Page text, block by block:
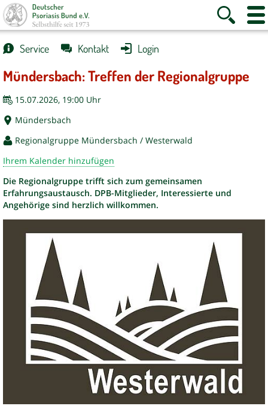
Suche
anzeigen
Service Kontakt Login
Mündersbach: Treffen der Regionalgruppe
15.07.2026, 19:00 Uhr
Mündersbach
Regionalgruppe Mündersbach / Westerwald
Ihrem Kalender hinzufügen
Die Regionalgruppe trifft sich zum gemeinsamen
Erfahrungsaustausch. DPB-Mitglieder, Interessierte und
Angehörige sind herzlich willkommen.